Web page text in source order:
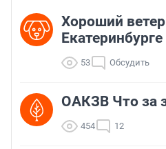
Хороший
53 Обсудить
ОАКЗВ Что за
454 12